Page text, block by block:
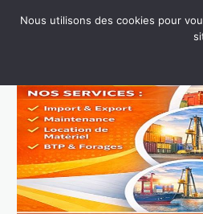
Nous utilisons des cookies pour